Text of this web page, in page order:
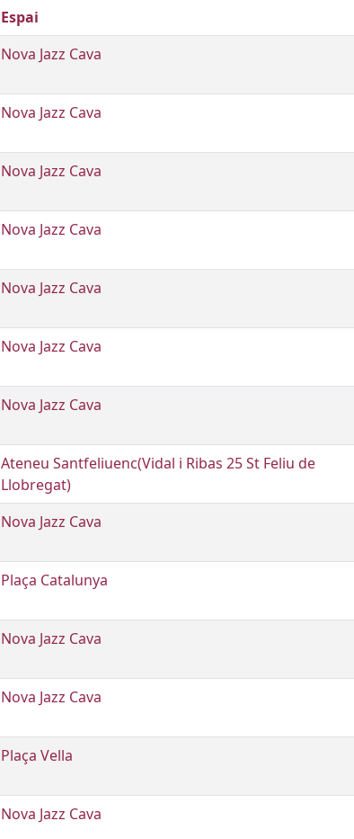
Espai
Nova Jazz Cava
Nova Jazz Cava
Nova Jazz Cava
Nova Jazz Cava
Nova Jazz Cava
Nova Jazz Cava
Nova Jazz Cava
Ateneu Santfeliuenc(Vidal i Ribas 25 St Feliu de
Llobregat)
Nova Jazz Cava
Plaça Catalunya
Nova Jazz Cava
Nova Jazz Cava
Plaça Vella
Nova Jazz Cava